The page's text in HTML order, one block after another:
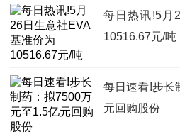
每日热讯!5月
10516.67元/吨
每日速看!步长
元回购股份